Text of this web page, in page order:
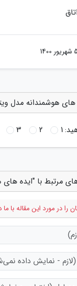
1400
های هوشمندانه مدل
1
2
3
مرتبط با "ایده
را در مورد این مقاله با ما